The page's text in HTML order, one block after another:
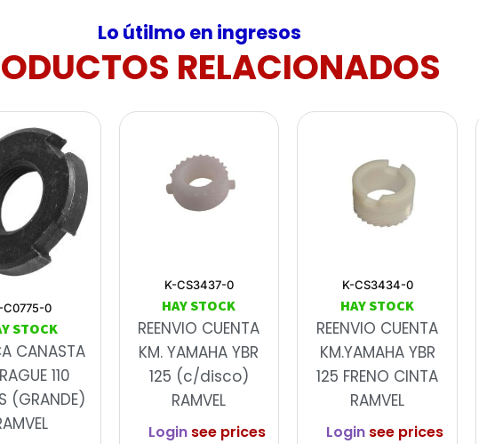
Lo útilmo en ingresos
RELACIONADOS
C0775-0
STOCK
CANASTA
110
(GRANDE)
K-CS3437-0
HAY STOCK
REENVIO CUENTA
KM. YAMAHA YBR
125 (c/disco)
RAMVEL
Loginsee prices
K-CS3434-0
HAY STOCK
REENVIO CUENTA
KM.YAMAHA YBR
125 FRENO CINTA
RAMVEL
Login see prices